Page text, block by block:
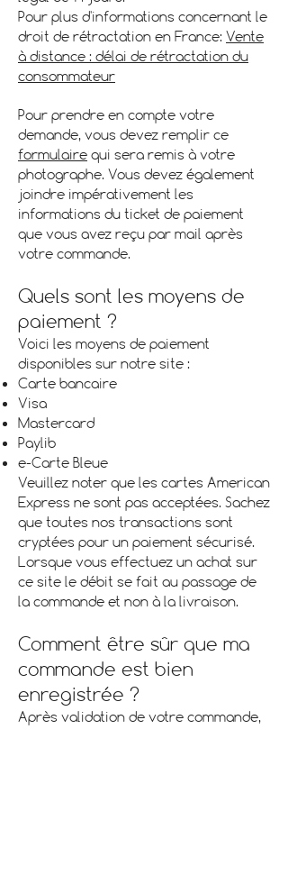
Pour plus d'informations concernant le
droit de rétractation en France: Vente
à distance : délai de rétractation du
consommateur
Pour prendre en compte votre
demande, vous devez remplir ce
formulaire qui sera remis à votre
photographe. Vous devez également
joindre impérativement les
informations du ticket de paiement
que vous avez reçu par mail après
votre commande.
Quels sont les moyens de
paiement ?
Voici les moyens de paiement
disponibles sur notre site :
Carte bancaire
Visa
Mastercard
Paylib
e-Carte Bleue
Veuillez noter que les cartes American
Express ne sont pas acceptées. Sachez
que toutes nos transactions sont
cryptées pour un paiement sécurisé.
Lorsque vous effectuez un achat sur
ce site le débit se fait au passage de
la commande et non à la livraison.
Comment être sûr que ma
commande est bien
enregistrée ?
Après validation de votre commande,